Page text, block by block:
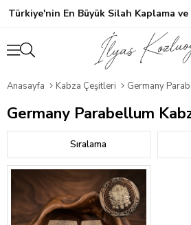
Türkiye'nin En Büyük Silah Kaplama
Anasayfa Kabza Çeşitleri Germany
Germany Parabellum
Sıralama